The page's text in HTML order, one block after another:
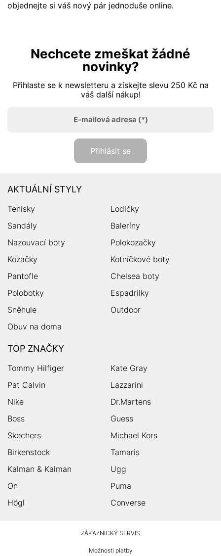
objednejte si váš nový pár jednoduše online.
Nechcete zmeškat žádné
novinky?
Přihlaste se k newsletteru a získejte slevu 250 Kč na
váš další nákup!
E-mailová adresa (*)
Přihlásit se
AKTUÁLNÍ STYLY
Tenisky
Lodičky
Sandály
Baleríny
Nazouvací boty
Polokozačky
Kozačky
Kotníčkové boty
Pantofle
Chelsea boty
Polobotky
Espadrilky
Sněhule
Outdoor
Obuv na doma
TOP ZNAČKY
Tommy Hilfiger
Kate Gray
Pat Calvin
Lazzarini
Nike
Dr.Martens
Boss
Guess
Skechers
Michael Kors
Birkenstock
Tamaris
Kalman & Kalman
Ugg
On
Puma
Högl
Converse
ZÁKAZNICKÝ SERVIS
Možnosti platby